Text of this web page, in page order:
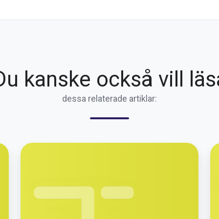
kanske också vill
dessa relaterade artiklar:
🚚
avtalsbelopp